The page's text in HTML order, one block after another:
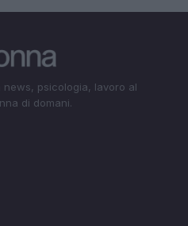
psicologia, lavoro al
di domani.